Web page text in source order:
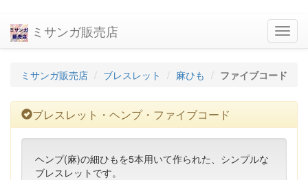
ミサンガ販売店
ミサンガ販売店 ブレスレット 麻ひも ファイブコード
ブレスレット・ヘンプ・ファイブコード
ヘンプ(麻)の細ひもを5本用いて作られた、シンプルな
ブレスレットです。